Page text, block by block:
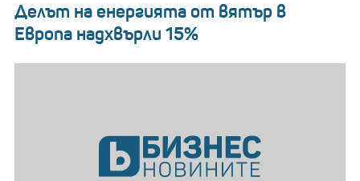
Делът на енергията от вятър в
Европа надхвърли 15%